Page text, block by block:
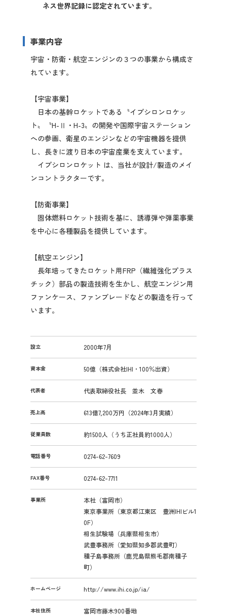
ネス世界記録に認定されています。
事業内容
宇宙・防衛・航空エンジンの３つの事業から構成さ
れています。
【宇宙事業】
日本の基幹ロケットである〝イプシロンロケッ
ト〟〝H-Ⅱ・H-3〟の開発や国際宇宙ステーション
への参画、衛星のエンジンなどの宇宙機器を提供
し、長きに渡り日本の宇宙産業を支えています。
イプシロンロケット は、当社が設計/製造のメイ
ンコントラクターです。
【防衛事業】
固体燃料ロケット技術を基に、誘導弾や弾薬事業
を中心に各種製品を提供しています。
【航空エンジン】
長年培ってきたロケット用FRP（繊維強化プラス
チック）部品の製造技術を生かし、航空エンジン用
ファンケース、ファンブレードなどの製造を行って
います。
設立 2000年7月
資本金 50億（株式会社IHI・100％出資）
代表者 代表取締役社長 並木 文春
売上高 613億7,200万円（2024年3月実績）
従業員数 約1500人（うち正社員約1000人）
電話番号 0274-62-7609
FAX番号 0274-62-7711
事業所
本社（富岡市）
東京事業所（東京都江東区 豊洲IHIビル1
0F）
相生試験場（兵庫県相生市）
武豊事務所（愛知県知多郡武豊町）
種子島事務所（鹿児島県熊毛郡南種子
町）
ホームページ http://www.ihi.co.jp/ia/
本社住所 富岡市藤木900番地